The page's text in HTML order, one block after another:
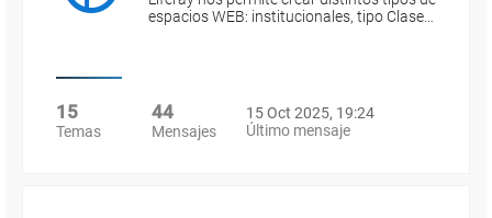
espacios WEB: institucionales, tipo Clase…
15
Temas
44
Mensajes
15 Oct 2025, 19:24
Último mensaje